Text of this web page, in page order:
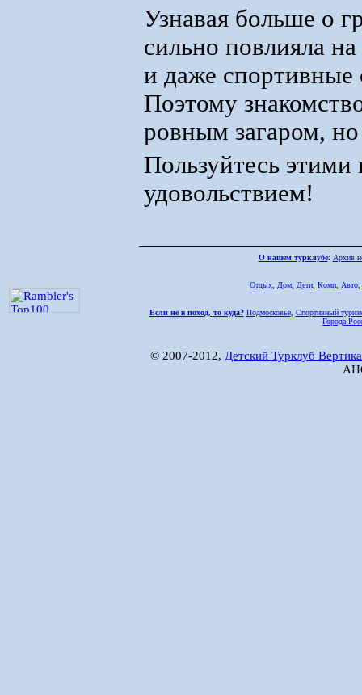
Узнавая больше о
сильно повлияла
и даже спортивные
Поэтому
ровным загаром,
Пользуйтесь этими
удовольствием!
О нашем турклубе: Архив
Отдых, Дом, Дети, Комп, Авто,
Если не в поход, то куда? Подмосковье, Спортивный
Города
© 2007-2012, Детский Турклуб